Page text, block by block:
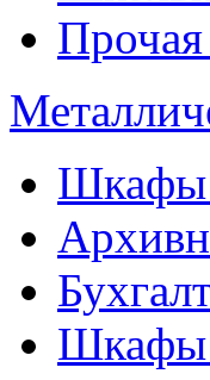
Шкафы
Шкафы